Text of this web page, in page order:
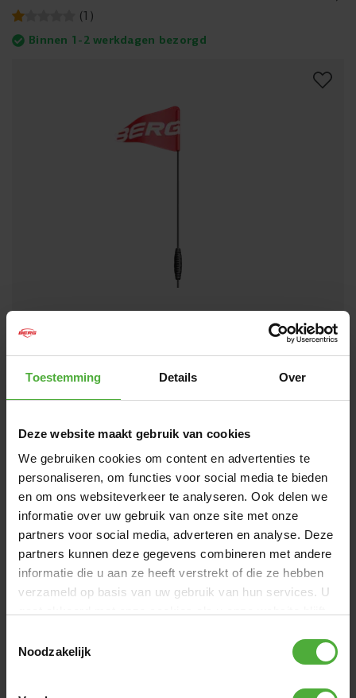
Toestemming Details Over
Deze website maakt gebruik van cookies
We gebruiken cookies om content en advertenties te
personaliseren, om functies voor social media te bieden
en om ons websiteverkeer te analyseren. Ook delen we
informatie over uw gebruik van onze site met onze
partners voor social media, adverteren en analyse. Deze
partners kunnen deze gegevens combineren met andere
informatie die u aan ze heeft verstrekt of die ze hebben
verzameld op basis van uw gebruik van hun services. U
Noodzakelijk
(1 )
Binnen 1-2 werkdagen bezorgd
BERG VEILIGHEIDSVLAG BUZZY REPPY 19,
(0)
Binnen 1-2 werkdagen bezorgd